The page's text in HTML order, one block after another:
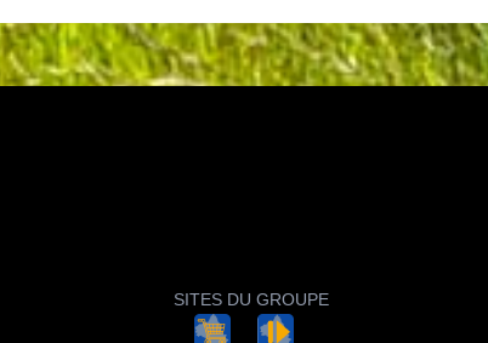
SITES DU GROUPE